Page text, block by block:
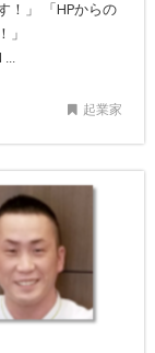
！」 「HPからの
」
...
起業家